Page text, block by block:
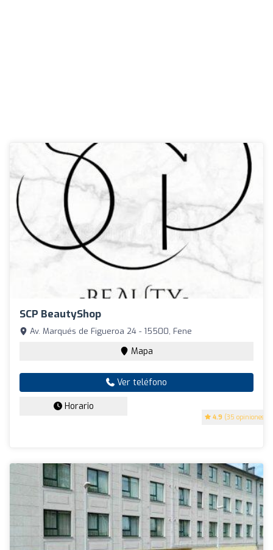
SCP BeautyShop
4.9 (35 opiniones)
Av. Marqués de Figueroa 24 - 15500, Fene
Mapa
Ver teléfono
Horario